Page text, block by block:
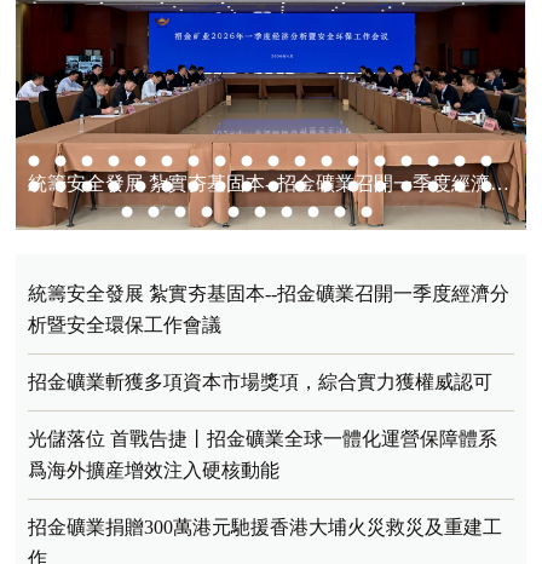
統籌安全發展 紮實夯基固本--招金礦業召開一季度經濟分析暨安全環保工作會議
統籌安全發展 紮實夯基固本--招金礦業召開一季度經濟分
析暨安全環保工作會議
招金礦業斬獲多項資本市場獎項，綜合實力獲權威認可
光儲落位 首戰告捷丨招金礦業全球一體化運營保障體系
爲海外擴産增效注入硬核動能
招金礦業捐贈300萬港元馳援香港大埔火災救災及重建工
作